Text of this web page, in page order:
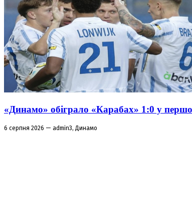
«Динамо» обіграло «Карабах» 1:0 у
6 серпня 2026 — admin3, Динамо